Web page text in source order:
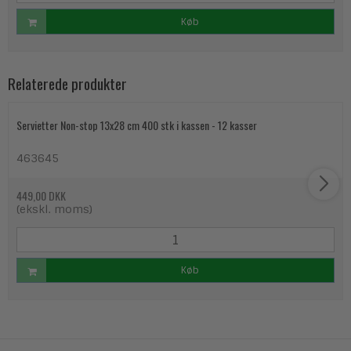
Køb
Relaterede produkter
Servietter Non-stop 13x28 cm 400 stk i kassen - 12 kasser
463645
449,00 DKK
(ekskl. moms)
Køb